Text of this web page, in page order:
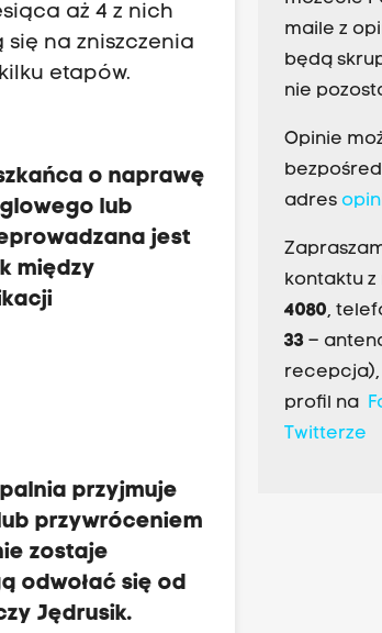
aż 4 z nich
się na zniszczenia
etapów.
o naprawę
lub
jest
między
przyjmuje
przywróceniem
zostaje
odwołać się od
Jędrusik.
maile z
będą
nie
Opinie
adres
kontaktu z
4080,
33–
recepcja),
profil na
Twitterze